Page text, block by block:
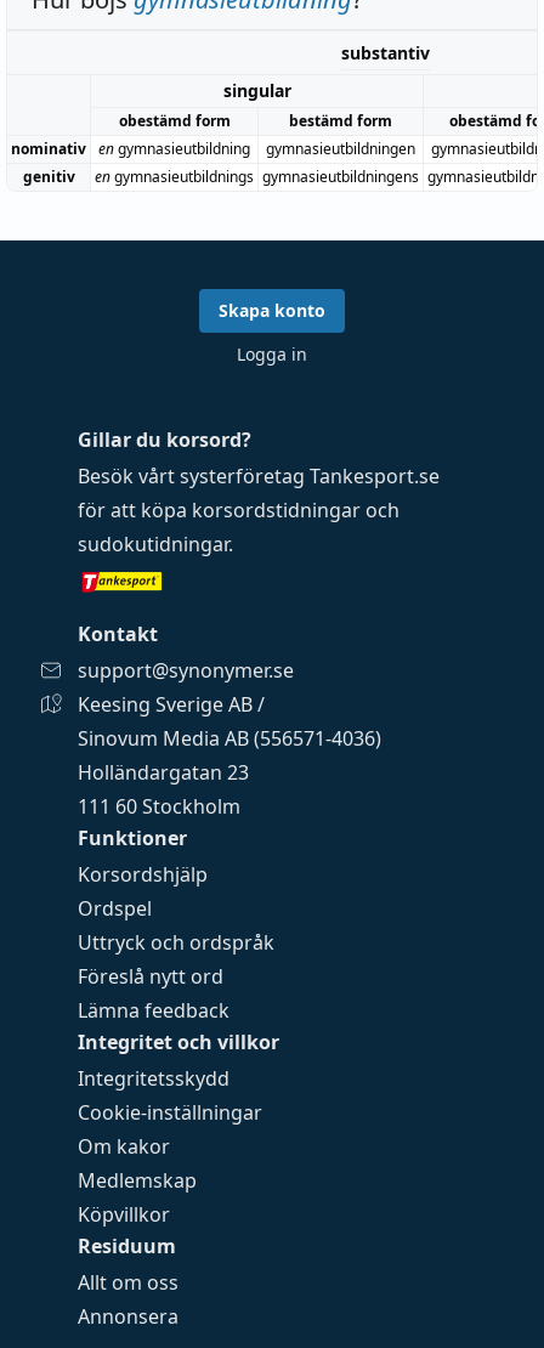
substantiv
singular
obestämd form bestämd form
obestämd
nominativ engymnasieutbildning gymnasieutbildningen
genitiv
engymnasieutbildnings gymnasieutbildningens
Funktioner
Korsordshjälp
Ordspel
Uttryck och ordspråk
Föreslå nytt ord
Lämna feedback
Integritet och villkor
Integritetsskydd
Cookie-inställningar
Om kakor
Medlemskap
Köpvillkor
Residuum
Allt om oss
Annonsera
Gillar du korsord?
Besök vårt systerföretag Tankesport.se
för att köpa korsordstidningar och
sudokutidningar.
Kontakt
support@synonymer.se
Keesing Sverige AB /
Sinovum Media AB (556571-4036)
Holländargatan 23
111 60 Stockholm
Skapa konto
Logga in